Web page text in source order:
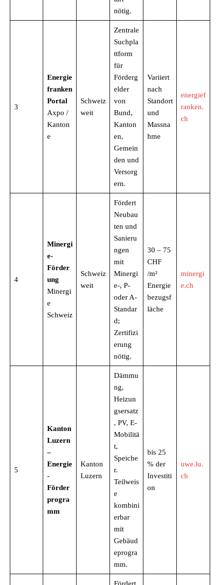
nötig.
3
Energie
franken
Portal
Axpo /
Kanton
e
Schweiz
weit
Zentrale
Suchpla
ttform
für
Förderg
elder
von
Bund,
Kanton
en,
Gemein
den und
Versorg
ern.
Variiert
nach
Standort
und
Massna
hme
energief
ranken.
ch
4
Minergi
e-
Förder
ung
Minergi
e
Schweiz
Schweiz
weit
Fördert
Neubau
ten und
Sanieru
ngen
mit
Minergi
e-, P-
oder A-
Standar
d;
Zertifizi
erung
nötig.
30 – 75
CHF
/m²
Energie
bezugsf
läche
minergi
e.ch
5
Kanton
Luzern
–
Energie
-
Förder
progra
mm
Kanton
Luzern
Dämmu
ng,
Heizun
gsersatz
, PV, E-
Mobilitä
t,
Speiche
r.
Teilweis
e
kombini
erbar
mit
Gebäud
eprogra
mm.
bis 25
% der
Investiti
on
uwe.lu.
ch